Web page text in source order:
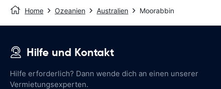
Home Ozeanien Australien Moorabbin
Hilfe und Kontakt
Hilfe erforderlich? Dann wende dich an einen unserer
Vermietungsexperten.